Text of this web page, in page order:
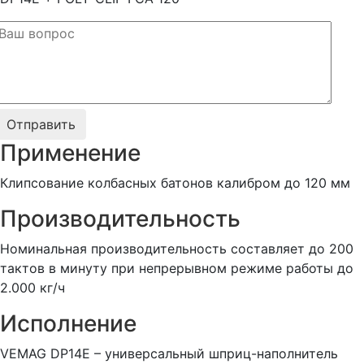
Применение
Клипсование колбасных батонов калибром до 120 мм
Производительность
Номинальная производительность составляет до 200
тактов в минуту при непрерывном режиме работы до
2.000 кг/ч
Исполнение
VEMAG DP14E – универсальный шприц-наполнитель